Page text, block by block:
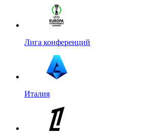
Лига конференций
Италия